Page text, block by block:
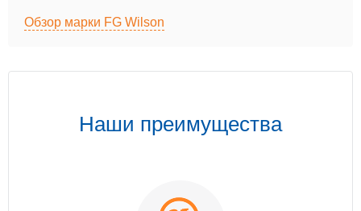
Обзор марки FG Wilson
Наши преимущества